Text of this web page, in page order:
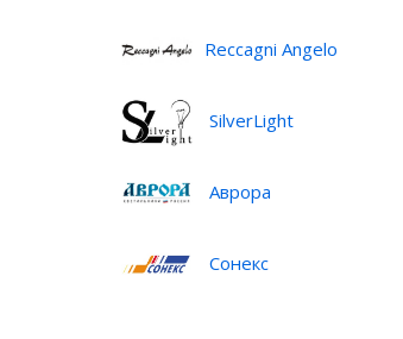
Reccagni Angelo
SilverLight
Аврора
Сонекс